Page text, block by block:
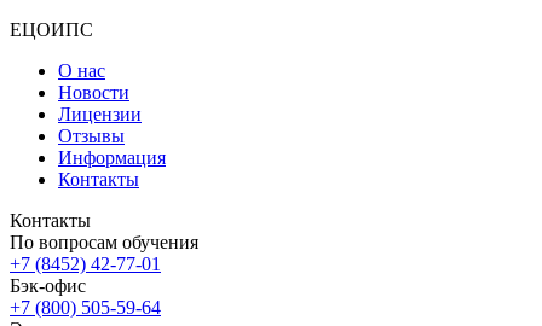
ЕЦОИПС
О нас
Новости
Лицензии
Отзывы
Информация
Контакты
Контакты
По вопросам обучения
+7 (8452) 42-77-01
Бэк-офис
+7 (800) 505-59-64